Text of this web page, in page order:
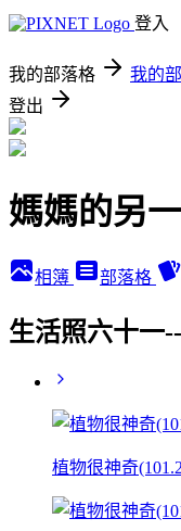
登入
我的部落格 我的
登出
媽媽的另
相簿 部落格
生活照六十一
植物很神奇